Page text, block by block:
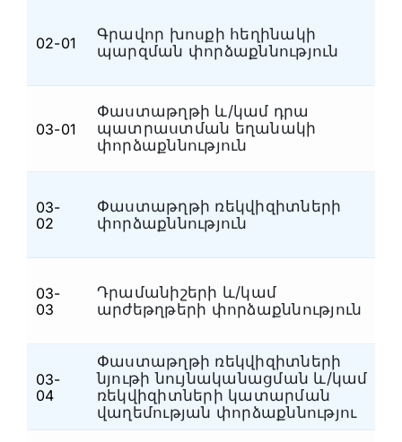
Նյութագիտական
փաստաթղթաբանական
Ձեռագրաբանական
Ձգաբանական (3)
Հոգեբանական (5)
Հեղինակային (1)
Համակարգչատեխնիկական
Կենսաբանական, հողագիտական,
02-01
Գրավոր խոսքի հեղինակի
պարզման փորձաքննություն
03-01
Փաստաթղթի և/կամ դրա
պատրաստման եղանակի
փորձաքննություն
03-
02
Փաստաթղթի ռեկվիզիտների
փորձաքննություն
03-
03
Դրամանիշերի և/կամ
արժեթղթերի փորձաքննություն
03-
04
Փաստաթղթի ռեկվիզիտների
նյութի նույնականացման և/կամ
ռեկվիզիտների կատարման
վաղեմության փորձաքննությու